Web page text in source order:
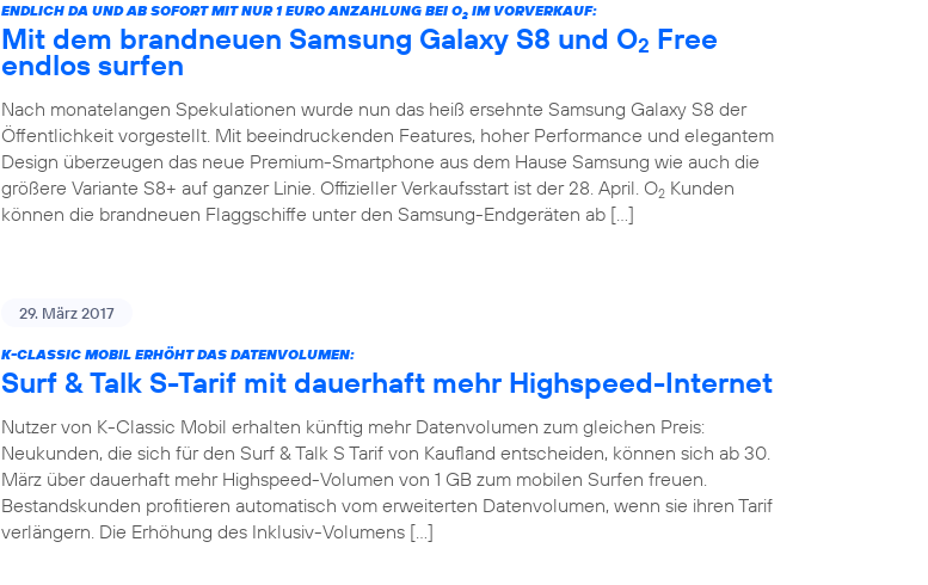
ENDLICH DA UND AB SOFORT MIT NUR 1 EURO ANZAHLUNG BEI O2 IM VORVERKAUF:
Mit dem brandneuen Samsung Galaxy S8 und O2 Free
endlos surfen
Nach monatelangen Spekulationen wurde nun das heiß ersehnte Samsung Galaxy S8 der
Öffentlichkeit vorgestellt. Mit beeindruckenden Features, hoher Performance und elegantem
Design überzeugen das neue Premium-Smartphone aus dem Hause Samsung wie auch die
größere Variante S8+ auf ganzer Linie. Offizieller Verkaufsstart ist der 28. April. O2 Kunden
können die brandneuen Flaggschiffe unter den Samsung-Endgeräten ab […]
29. März 2017
K-CLASSIC MOBIL ERHÖHT DAS DATENVOLUMEN:
Surf & Talk S-Tarif mit dauerhaft mehr Highspeed-Internet
Nutzer von K-Classic Mobil erhalten künftig mehr Datenvolumen zum gleichen Preis:
Neukunden, die sich für den Surf & Talk S Tarif von Kaufland entscheiden, können sich ab 30.
März über dauerhaft mehr Highspeed-Volumen von 1 GB zum mobilen Surfen freuen.
Bestandskunden profitieren automatisch vom erweiterten Datenvolumen, wenn sie ihren Tarif
verlängern. Die Erhöhung des Inklusiv-Volumens […]